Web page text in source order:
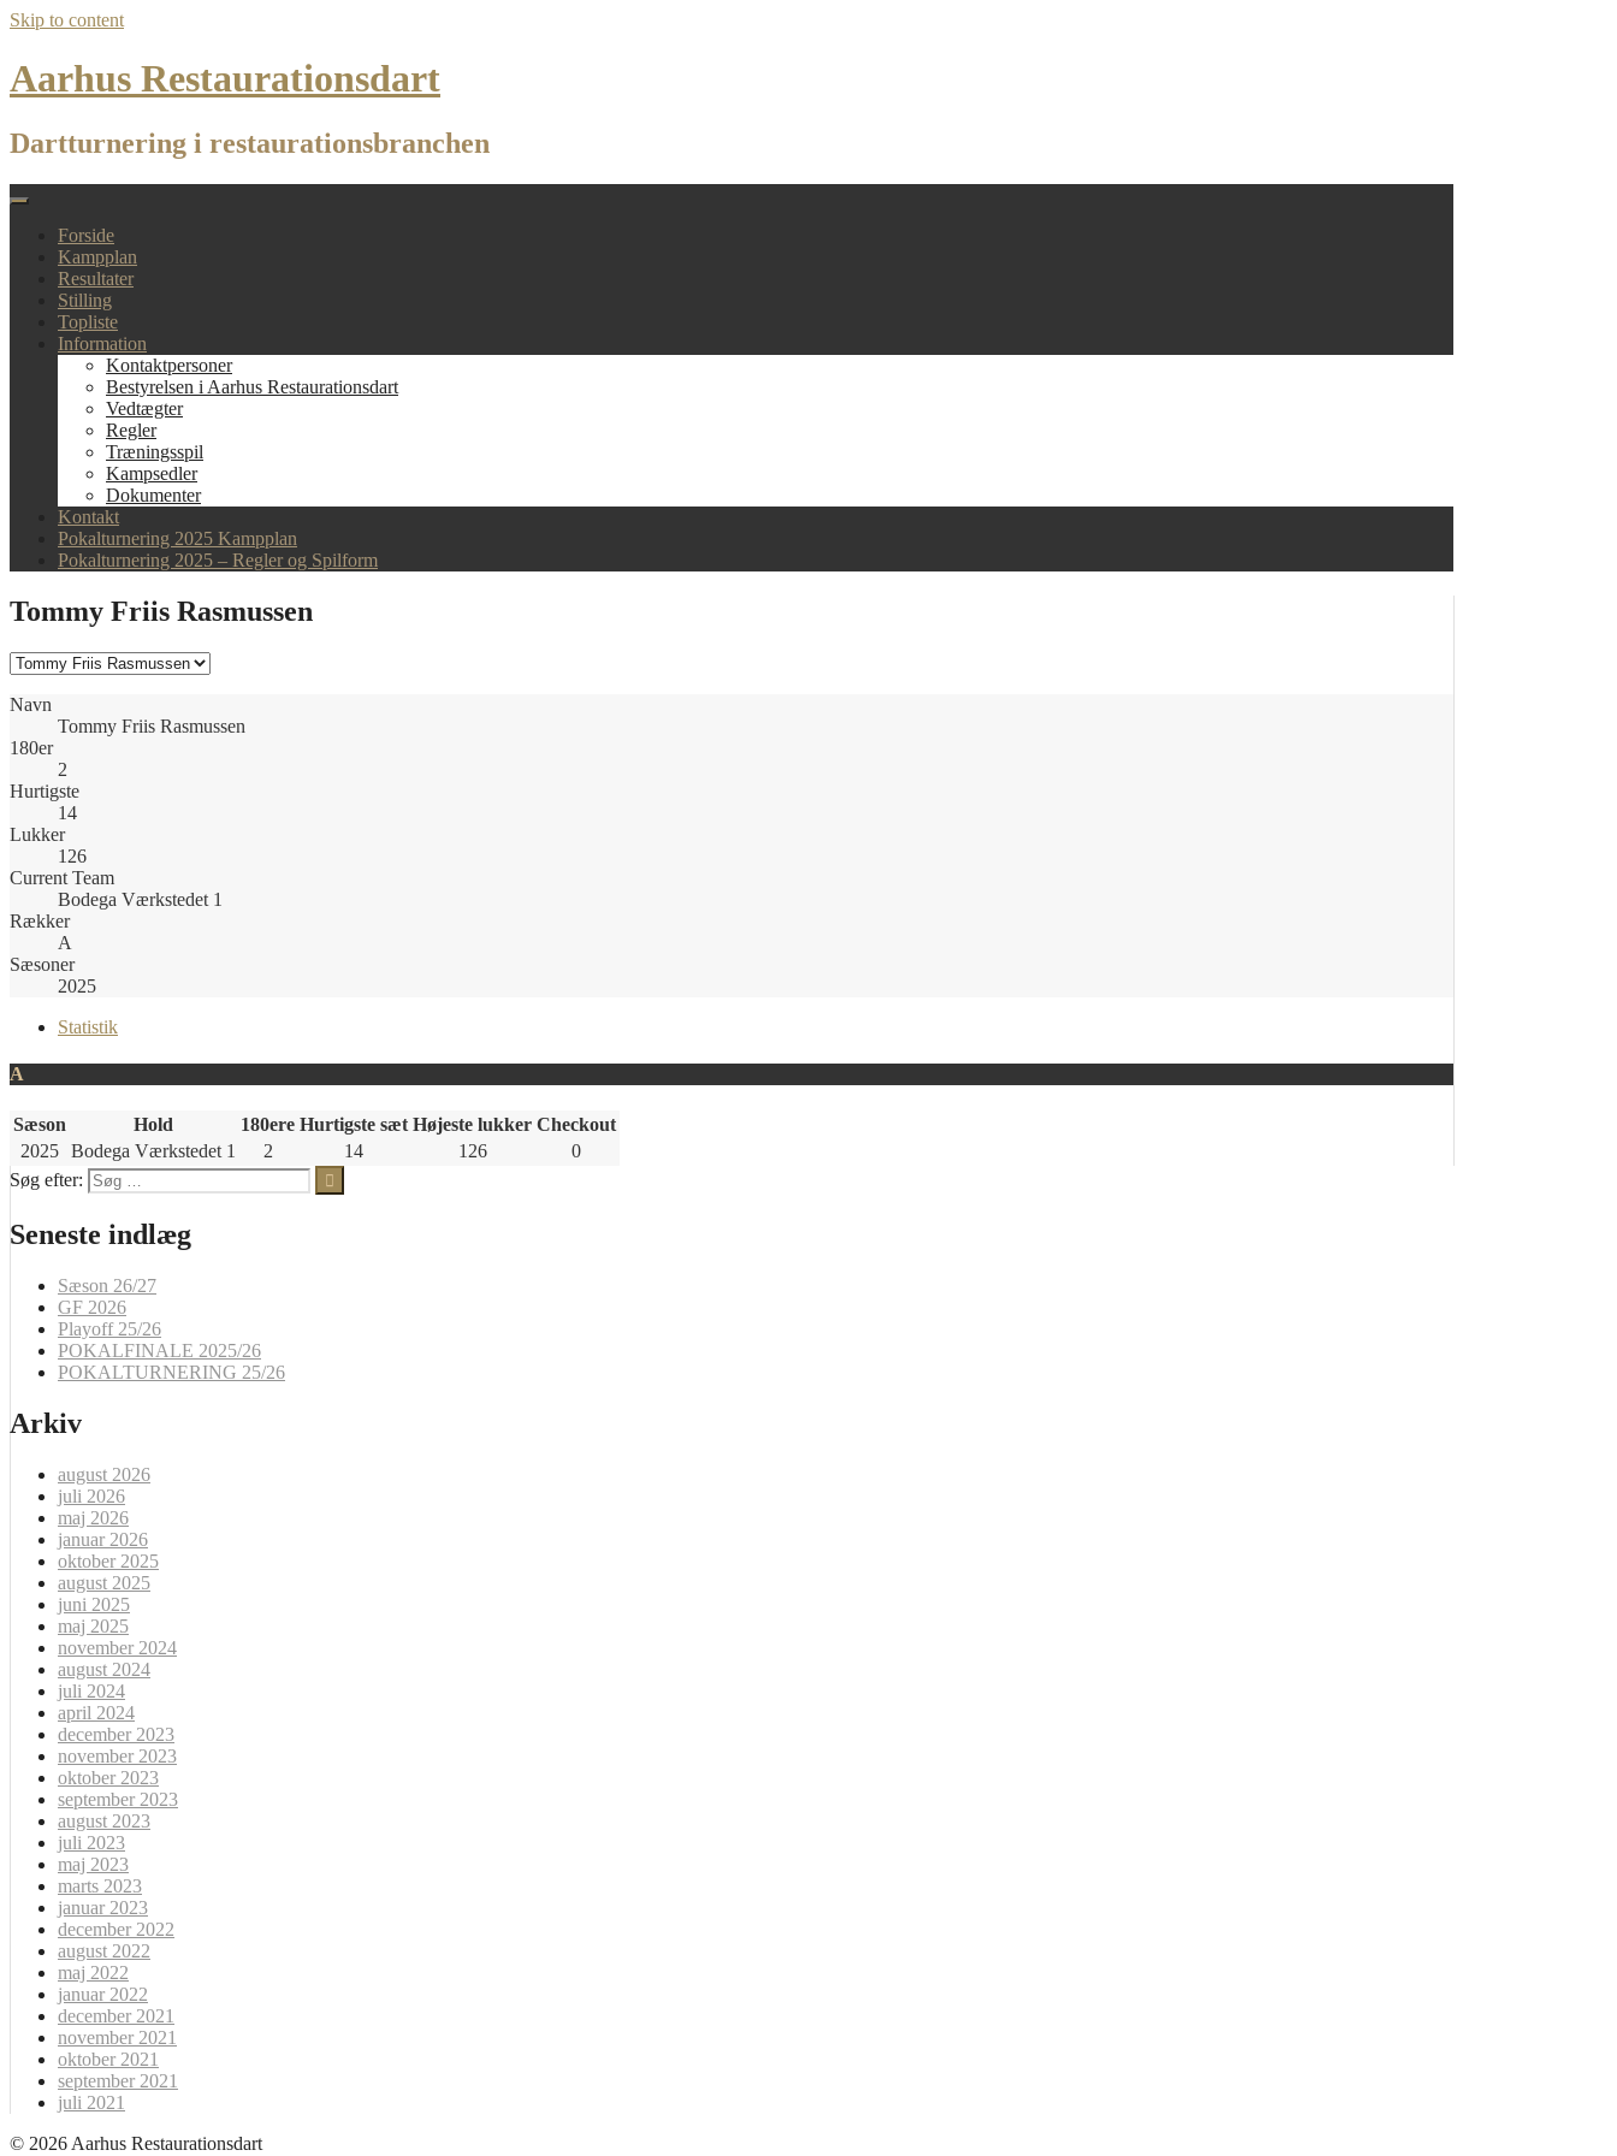
Skip to content
Aarhus Restaurationsdart
Dartturnering i restaurationsbranchen
Forside
Kampplan
Resultater
Stilling
Topliste
Information
Kontaktpersoner
Bestyrelsen i Aarhus Restaurationsdart
Vedtægter
Regler
Træningsspil
Kampsedler
Dokumenter
Kontakt
Pokalturnering 2025 Kampplan
Pokalturnering 2025 – Regler og Spilform
Tommy Friis Rasmussen
Navn
Tommy Friis Rasmussen
180er
2
Hurtigste
14
Lukker
126
Current Team
Bodega Værkstedet 1
Rækker
A
Sæsoner
2025
Statistik
A
Sæson Hold 180ere Hurtigste sæt Højeste lukker Checkout
2025 Bodega Værkstedet 1 2 14 126
0
Søg efter:
Seneste indlæg
Sæson 26/27
GF 2026
Playoff 25/26
POKALFINALE 2025/26
POKALTURNERING 25/26
Arkiv
august 2026
juli 2026
maj 2026
januar 2026
oktober 2025
august 2025
juni 2025
maj 2025
november 2024
august 2024
juli 2024
april 2024
december 2023
november 2023
oktober 2023
september 2023
august 2023
juli 2023
maj 2023
marts 2023
januar 2023
december 2022
august 2022
maj 2022
januar 2022
december 2021
november 2021
oktober 2021
september 2021
juli 2021
© 2026 Aarhus Restaurationsdart